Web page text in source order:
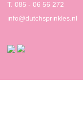
T. 085 - 06 56 272
info@dutchsprinkles.nl